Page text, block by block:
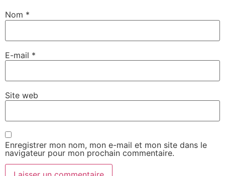
Nom *
E-mail *
Site web
Enregistrer mon nom, mon e-mail et mon site dans le
navigateur pour mon prochain commentaire.